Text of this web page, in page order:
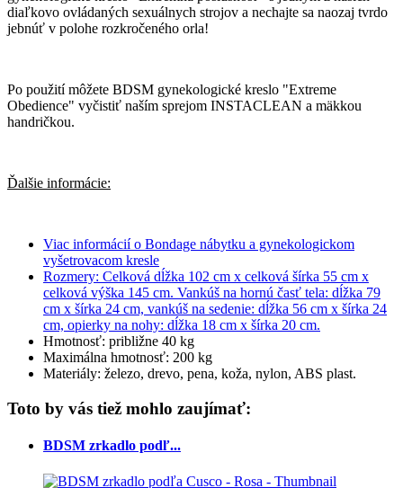
diaľkovo ovládaných sexuálnych strojov a nechajte sa naozaj tvrdo
jebnúť v polohe rozkročeného orla!
Po použití môžete BDSM gynekologické kreslo "Extreme
Obedience" vyčistiť naším sprejom INSTACLEAN a mäkkou
handričkou.
Ďalšie informácie:
Viac informácií o Bondage nábytku a gynekologickom
vyšetrovacom kresle
Rozmery: Celková dĺžka 102 cm x celková šírka 55 cm x
celková výška 145 cm. Vankúš na hornú časť tela: dĺžka 79
cm x šírka 24 cm, vankúš na sedenie: dĺžka 56 cm x šírka 24
cm, opierky na nohy: dĺžka 18 cm x šírka 20 cm.
Hmotnosť: približne 40 kg
Maximálna hmotnosť: 200 kg
Materiály: železo, drevo, pena, koža, nylon, ABS plast.
Toto by vás tiež mohlo zaujímať:
BDSM zrkadlo podľ...